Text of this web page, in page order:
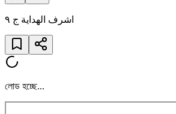
اشرف الهداية ج ٩
লোড হচ্ছে...